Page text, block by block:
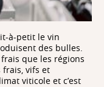
à-petit le vin
des bulles.
que les régions
frais, vifs et
viticole et c’est